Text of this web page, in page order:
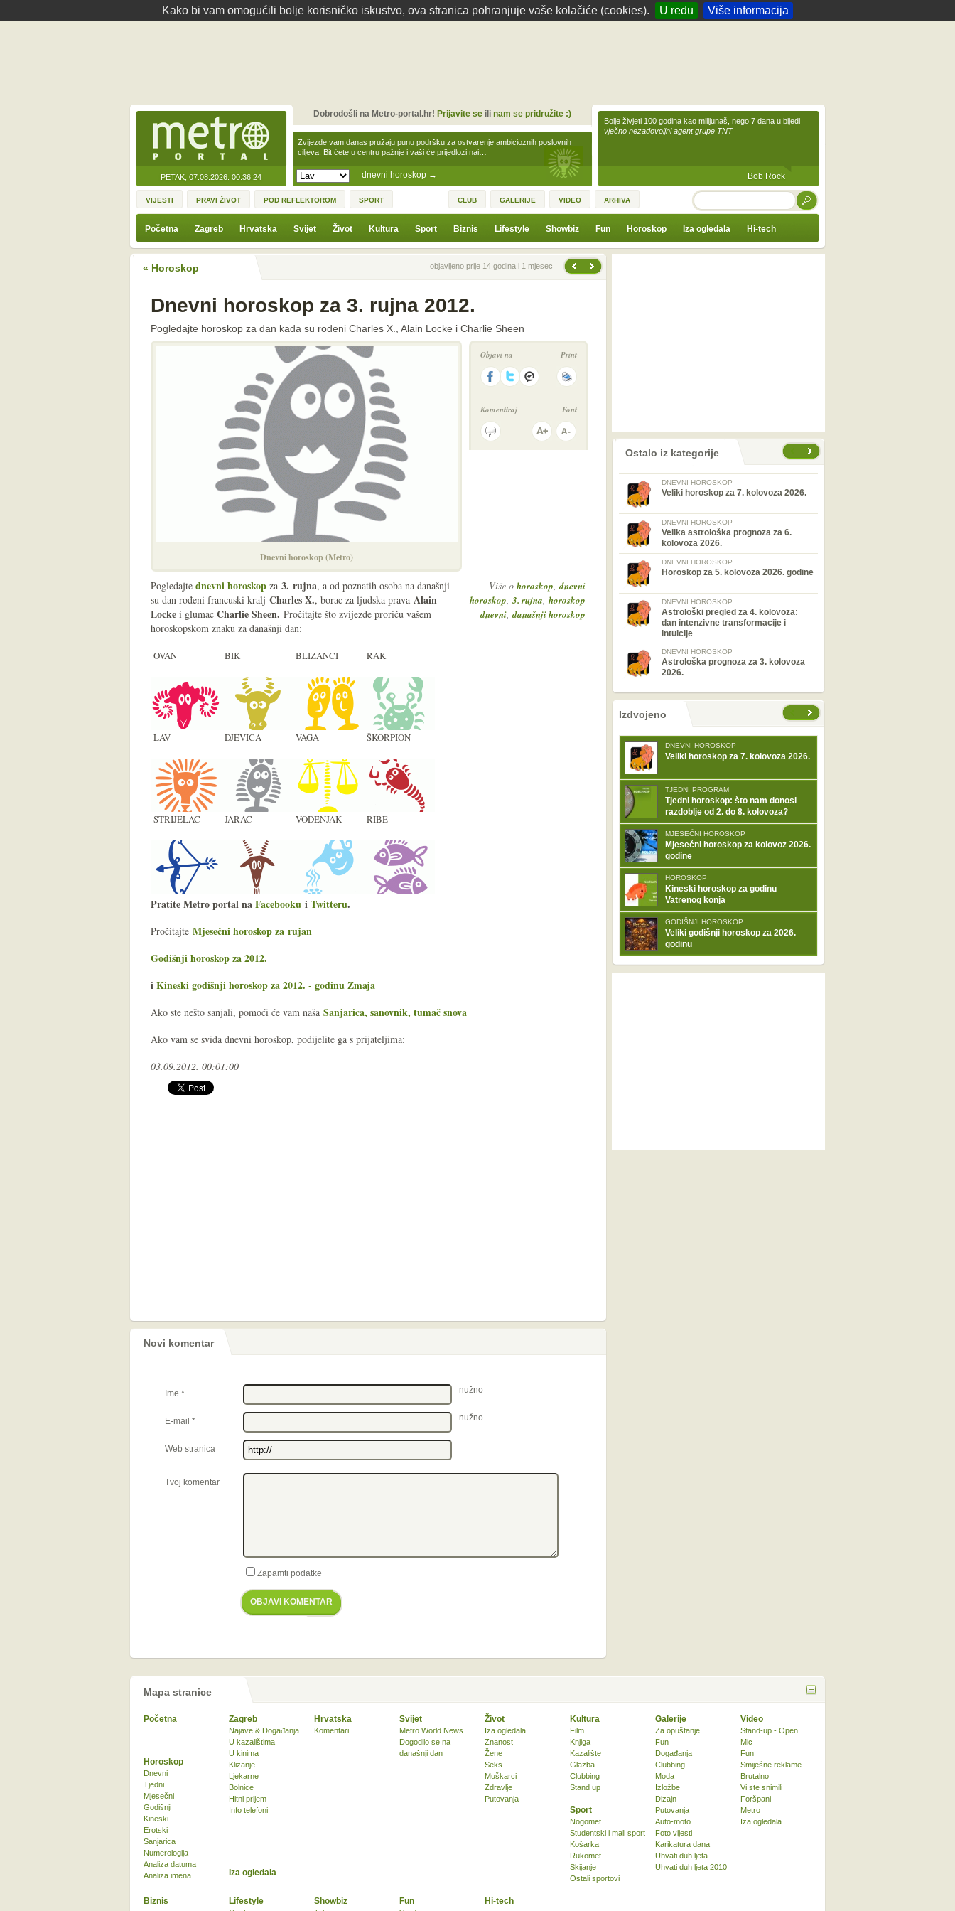
Kako bi vam omogućili bolje korisničko iskustvo, ova stranica pohranjuje vaše kolačiće (cookies). U redu Više informacija
PETAK, 07.08.2026. 00:36:24 dnevni horoskop →
Zvijezde vam danas pružaju punu podršku za ostvarenje ambicioznih poslovnih
ciljeva. Bit ćete u centru pažnje i vaši će prijedlozi nai…
Dobrodošli na Metro-portal.hr! Prijavite seili nam se pridružite :)
Bolje živjeti 100 godina kao milijunaš, nego 7 dana u bijedi
vječno nezadovoljni agent grupe TNT
Bob Rock
VIJESTI PRAVI ŽIVOT POD REFLEKTOROM SPORT CLUB GALERIJE VIDEO ARHIVA TRAŽI
Početna Zagreb Hrvatska Svijet Život Kultura Sport Biznis Lifestyle Showbiz Fun Horoskop Iza ogledala Hi-tech
« Horoskop Prethodna vijestobjavljeno prije 14 godina i 1 mjesec
Dnevni horoskop za 3. rujna 2012.
Pogledajte horoskop za dan kada su rođeni Charles X., Alain Locke i Charlie Sheen
Dnevni horoskop (Metro)
Objavi na Print
Komentiraj Font
Više o horoskop,dnevni
horoskop, 3. rujna, horoskop
dnevni,današnji horoskop
Pogledajte dnevni horoskop za 3. rujna, a od poznatih osoba na današnji
su dan rođeni francuski kralj Charles X., borac za ljudska prava Alain
Locke i glumac Charlie Sheen. Pročitajte što zvijezde proriču vašem
horoskopskom znaku za današnji dan:
OVAN BIK BLIZANCI RAK
LAV DJEVICA VAGA ŠKORPION
STRIJELAC JARAC VODENJAK RIBE
Pratite Metro portal naFacebooku iTwitteru.
Pročitajte Mjesečni horoskop za rujan
Godišnji horoskop za 2012.
iKineski godišnji horoskop za 2012. - godinu Zmaja
Ako ste nešto sanjali, pomoći će vam naša Sanjarica, sanovnik, tumač snova
Ako vam se sviđa dnevni horoskop, podijelite ga s prijateljima:
03.09.2012. 00:01:00
Novi komentar
Ime * nužno
E-mail * nužno
Web stranica
Tvoj komentar
Zapamti podatke
OBJAVI KOMENTAR
prethodno Ostalo iz kategorije
DNEVNI HOROSKOP
Veliki horoskop za 7. kolovoza 2026.
DNEVNI HOROSKOP
Velika astrološka prognoza za 6.
kolovoza 2026.
DNEVNI HOROSKOP
Horoskop za 5. kolovoza 2026. godine
DNEVNI HOROSKOP
Astrološki pregled za 4. kolovoza:
dan intenzivne transformacije i
intuicije
DNEVNI HOROSKOP
Astrološka prognoza za 3. kolovoza
2026.
nema prethodne stranice
sljedećeIzdvojeno
DNEVNI HOROSKOP
Veliki horoskop za 7. kolovoza 2026.
TJEDNI PROGRAM
Tjedni horoskop: što nam donosi
razdoblje od 2. do 8. kolovoza?
MJESEČNI HOROSKOP
Mjesečni horoskop za kolovoz 2026.
godine
HOROSKOP
Kineski horoskop za godinu
Vatrenog konja
GODIŠNJI HOROSKOP
Veliki godišnji horoskop za 2026.
godinu
Mapa stranice
Početna Zagreb
Najave & Događanja
U kazalištima
U kinima
Klizanje
Ljekarne
Bolnice
Hitni prijem
Info telefoni
Hrvatska
Komentari
Svijet
Metro World News
Dogodilo se na
današnji dan
Život
Iza ogledala
Znanost
Žene
Seks
Muškarci
Zdravlje
Putovanja
Kultura
Film
Knjiga
Kazalište
Glazba
Clubbing
Stand up
Sport
Nogomet
Studentski i mali sport
Košarka
Rukomet
Skijanje
Ostali sportovi
Biznis Lifestyle Showbiz Fun
Horoskop
Dnevni
Tjedni
Mjesečni
Godišnji
Kineski
Erotski
Sanjarica
Numerologija
Analiza datuma
Analiza imena
Iza ogledala
Hi-tech
Galerije
Za opuštanje
Fun
Događanja
Clubbing
Moda
Izložbe
Dizajn
Putovanja
Auto-moto
Foto vijesti
Karikatura dana
Uhvati duh ljeta
Uhvati duh ljeta 2010
Video
Stand-up - Open
Mic
Fun
Smiješne reklame
Brutalno
Vi ste snimili
Foršpani
Metro
Iza ogledala